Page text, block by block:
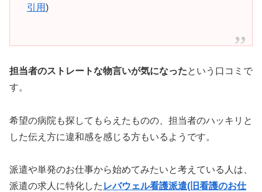
引用)
担当者のストレートな物言いが気になったという口コミで
す。
希望の病院も探してもらえたものの、担当者のハッキリと
した伝え方に違和感を感じる方もいるようです。
派遣や単発のお仕事から始めてみたいと考えている人は、
派遣の求人に特化した レバウェル看護派遣(旧看護のお仕